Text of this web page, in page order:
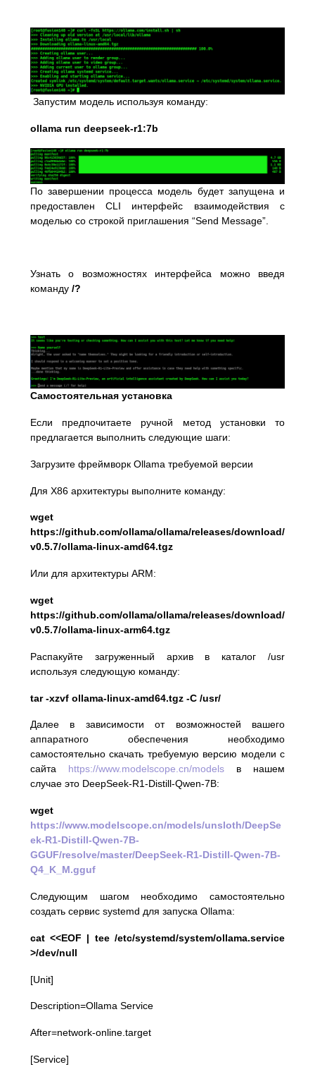
Запустим модель используя команду:
ollama run deepseek-r1:7b
По завершении процесса модель будет запущена и
предоставлен CLI интерфейс взаимодействия с
моделью со строкой приглашения “Send Message”.
Узнать о возможностях интерфейса можно введя
команду /?
Самостоятельная установка
Если предпочитаете ручной метод установки то
предлагается выполнить следующие шаги:
Загрузите фреймворк Ollama требуемой версии
Для X86 архитектуры выполните команду:
wget
https://github.com/ollama/ollama/releases/download/
v0.5.7/ollama-linux-amd64.tgz
Или для архитектуры ARM:
wget
https://github.com/ollama/ollama/releases/download/
v0.5.7/ollama-linux-arm64.tgz
Распакуйте загруженный архив в каталог /usr
используя следующую команду:
tar -xzvf ollama-linux-amd64.tgz -C /usr/
Далее в зависимости от возможностей вашего
аппаратного обеспечения необходимо
самостоятельно скачать требуемую версию модели c
сайта https://www.modelscope.cn/modelsв нашем
случае это DeepSeek-R1-Distill-Qwen-7B:
wget
https://www.modelscope.cn/models/unsloth/DeepSe
ek-R1-Distill-Qwen-7B-
GGUF/resolve/master/DeepSeek-R1-Distill-Qwen-7B-
Q4_K_M.gguf
Следующим шагом необходимо самостоятельно
создать сервис systemd для запуска Ollama:
cat <<EOF | tee /etc/systemd/system/ollama.service
>/dev/null
[Unit]
Description=Ollama Service
After=network-online.target
[Service]